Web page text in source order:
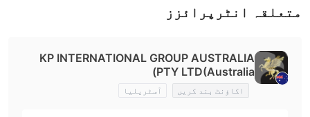
متعلقہ انٹرپرائزز
KP INTERNATIONAL GROUP AUSTRALIA
PTY LTD(Australia)
اکاؤنٹ بند کریں آسٹریلیا